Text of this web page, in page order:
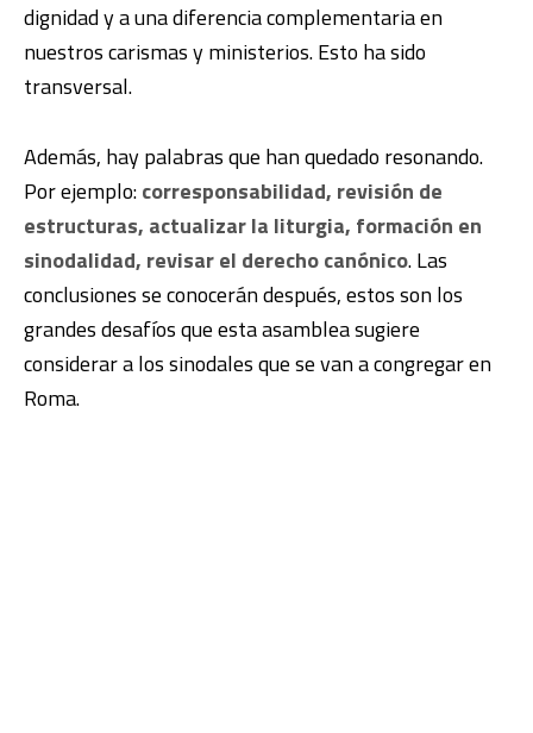
dignidad y a una diferencia complementaria en
nuestros carismas y ministerios. Esto ha sido
transversal.
Además, hay palabras que han quedado resonando.
Por ejemplo:corresponsabilidad, revisión de
estructuras, actualizar la liturgia, formación en
sinodalidad, revisar el derecho canónico. Las
conclusiones se conocerán después, estos son los
grandes desafíos que esta asamblea sugiere
considerar a los sinodales que se van a congregar en
Roma.